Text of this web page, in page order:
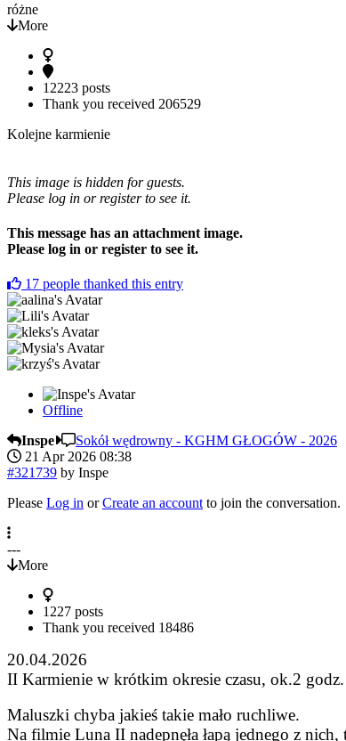
różne
More
12223 posts
Thank you received 206529
Kolejne karmienie
This image is hidden for guests.
Please log in or register to see it.
This message has an attachment image.
Please log in or register to see it.
17 people thanked this entry
Offline
Inspe
Sokół wędrowny - KGHM GŁOGÓW - 2026
21 Apr 2026 08:38
#321739 by Inspe
Please Log in orCreate an account to join the conversation.
---
More
1227 posts
Thank you received 18486
20.04.2026
II Karmienie w krótkim okresie czasu, ok.2 godz.
Maluszki chyba jakieś takie mało ruchliwe.
Na filmie Luna II nadepnęła łapą jednego z